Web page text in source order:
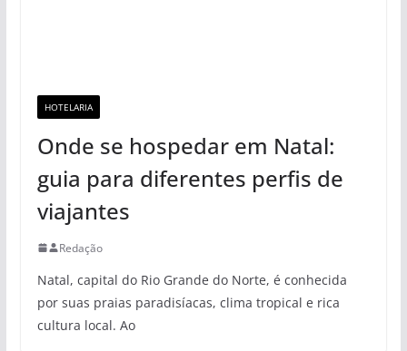
HOTELARIA
Onde se hospedar em Natal:
guia para diferentes perfis de
viajantes
Redação
Natal, capital do Rio Grande do Norte, é conhecida
por suas praias paradisíacas, clima tropical e rica
cultura local. Ao